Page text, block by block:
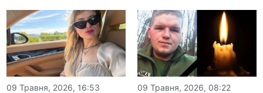
09 Травня, 2026, 16:53 09 Травня, 2026, 08:22